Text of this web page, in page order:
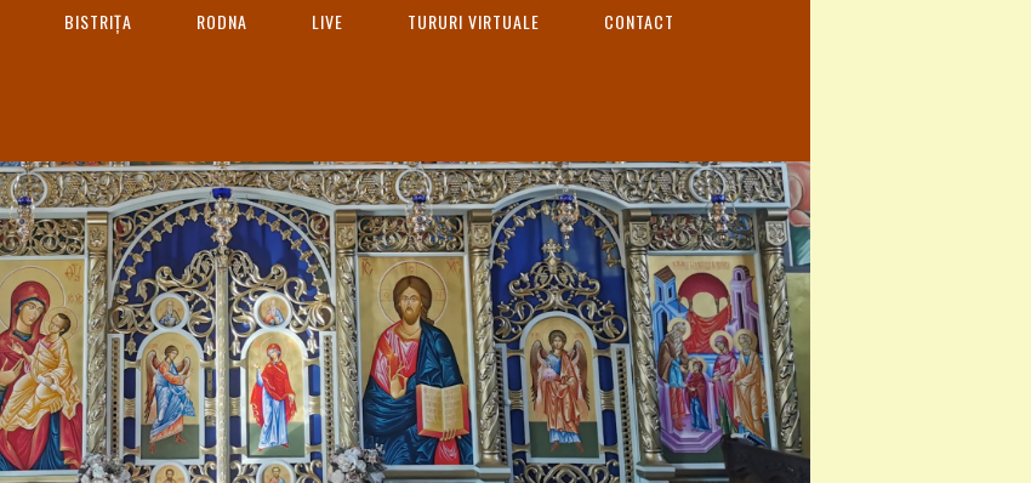
BISTRIȚA RODNA LIVE TURURI VIRTUALE CONTACT